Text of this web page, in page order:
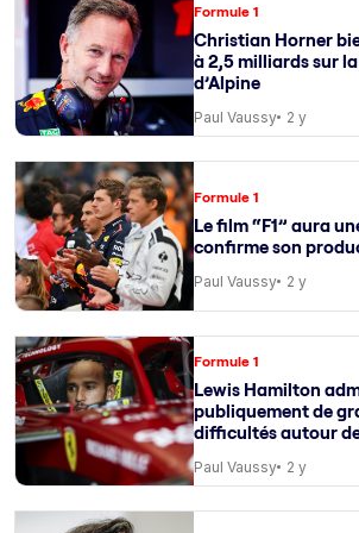
Formule 1
Christian Horner
à 2,5 milliards sur
d’Alpine
Paul Vaussy 2 y
Formule 1
Le film “F1” aura
confirme son
Paul Vaussy 2 y
Formule 1
Lewis Hamilton
publiquement de
difficultés autour
Paul Vaussy 2 y